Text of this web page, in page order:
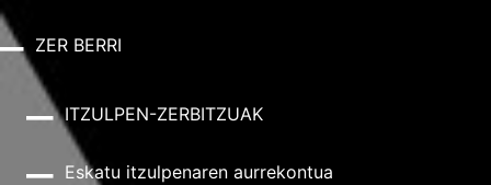
ZER BERRI
ITZULPEN-ZERBITZUAK
Eskatu itzulpenaren aurrekontua